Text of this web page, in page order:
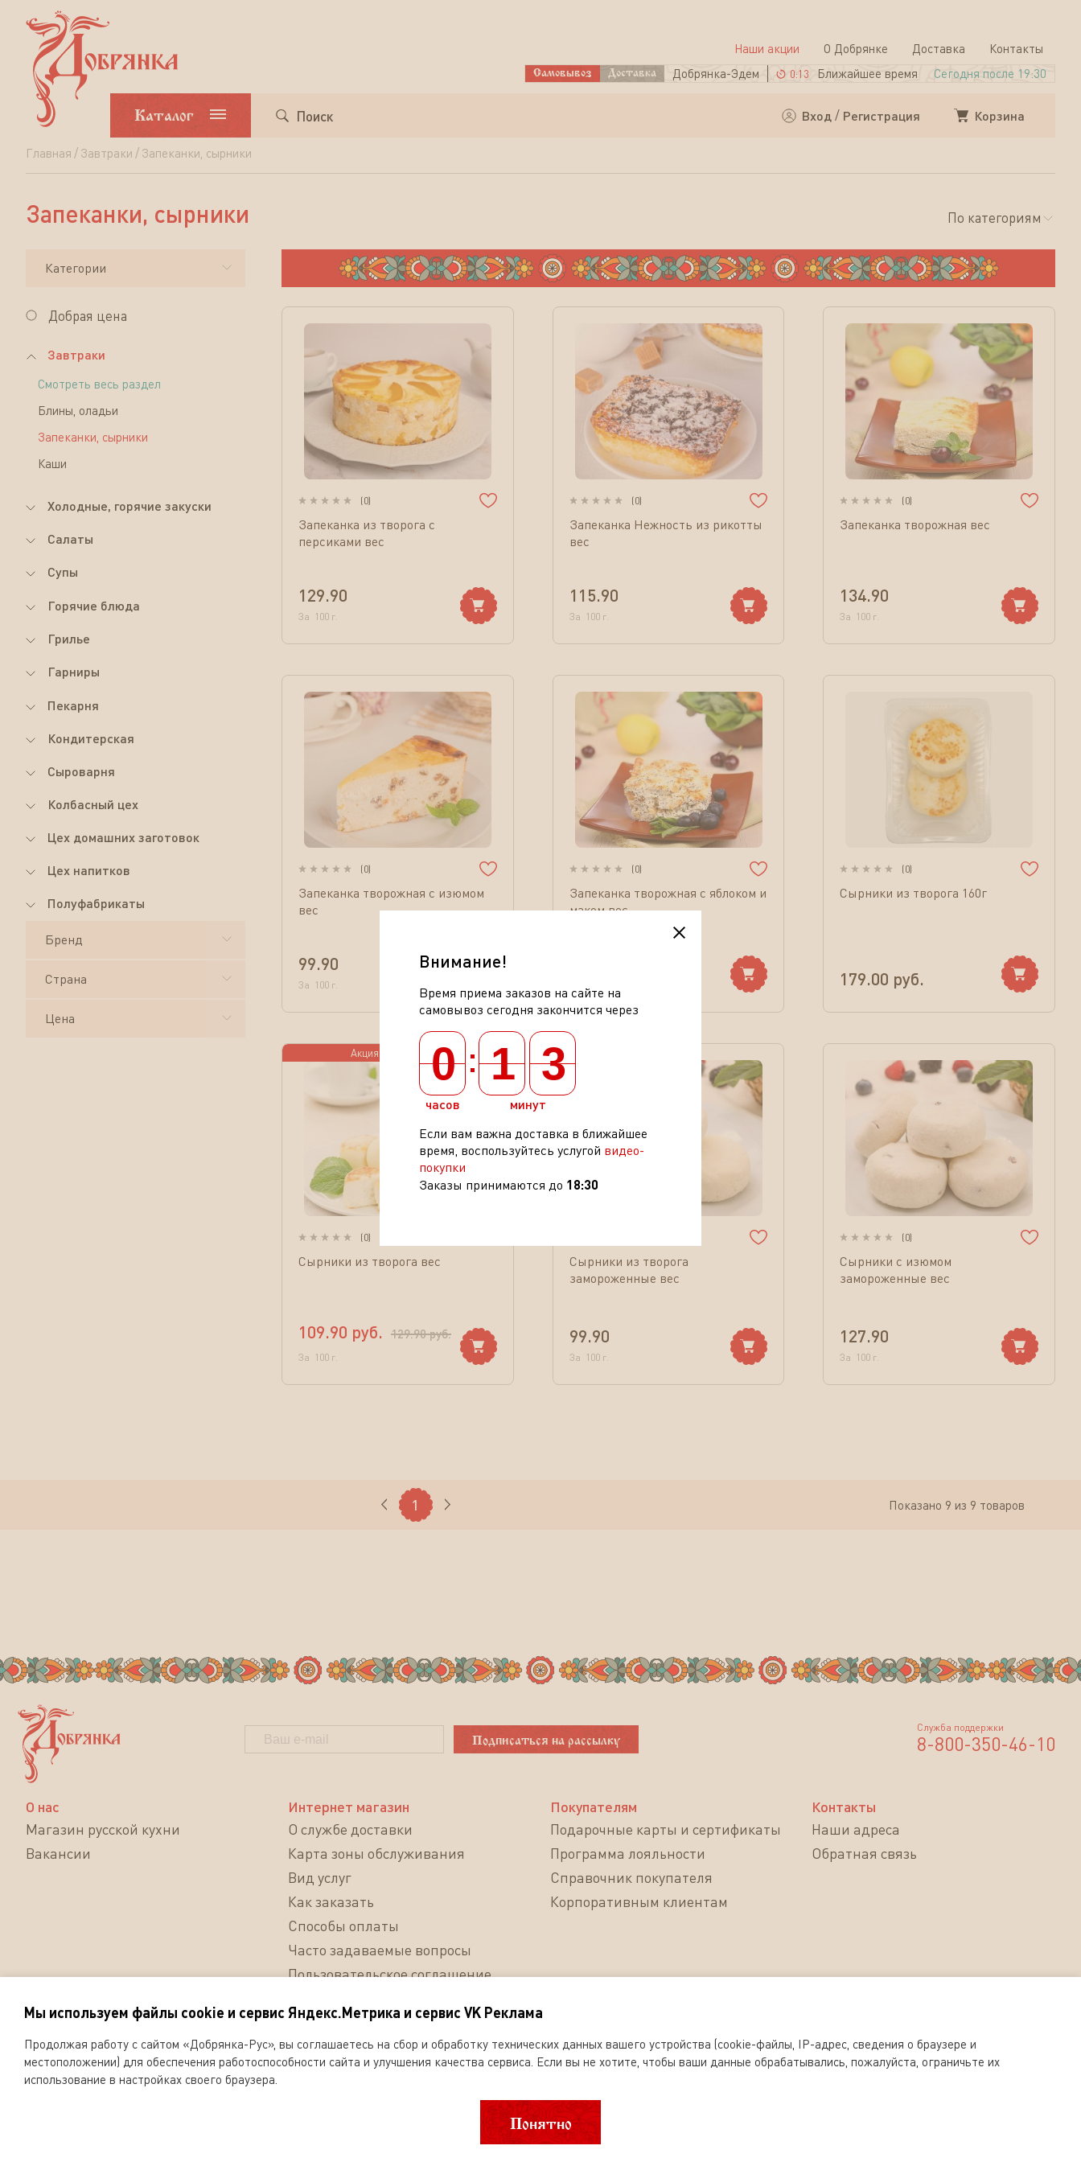
Наши акции О Добрянке Доставка Контакты
Самовывоз Доставка Добрянка-Эдем 0:13 Ближайшее время Сегодня после 19:30
Каталог Поиск Вход / Регистрация Корзина
Главная Завтраки Запеканки, сырники
Запеканки,
сырники
Запеканки, сырники
Категории
Добрая цена
Завтраки
Смотреть весь раздел
Блины, оладьи
Запеканки, сырники
Каши
Холодные, горячие закуски
Салаты
Супы
Горячие блюда
Грилье
Гарниры
Пекарня
Кондитерская
Сыроварня
Колбасный цех
Цех домашних заготовок
Цех напитков
Полуфабрикаты
Бренд
Страна
Цена
По категориям
(0)
Запеканка из творога с
персиками вес
129.90
За 100 г.
(0)
Запеканка Нежность из рикотты
вес
115.90
За 100 г.
(0)
Запеканка творожная вес
134.90
За 100 г.
(0)
Запеканка творожная с изюмом
вес
99.90
За 100 г.
(0)
Запеканка творожная с яблоком и
маком вес
(0)
Сырники из творога 160г
179.00 руб.
Акция по 31.08.2026
(0)
Сырники из творога вес
109.90 руб. 129.90руб.
За 100 г.
Сырники из творога
замороженные вес
99.90
За 100 г.
(0)
Сырники с изюмом
замороженные вес
127.90
За 100 г.
1 Показано 9 из 9 товаров
Подписаться на рассылку
Служба поддержки
8-800-350-46-10
О нас
Магазин русской кухни
Вакансии
Интернет магазин
О службе доставки
Карта зоны обслуживания
Вид услуг
Как заказать
Способы оплаты
Часто задаваемые вопросы
Пользовательское соглашение
персональных данных
Покупателям
Подарочные карты и сертификаты
Программа лояльности
Справочник покупателя
Корпоративным клиентам
Контакты
Наши адреса
Обратная связь
Мы
в
Копирование и любое другое использование информации, размещенной на сайте Dobryanka-rus.ru допускается исключительно с письменного разрешения
Мы используем файлы cookie и сервис Яндекс.Метрика и сервис VK Реклама
Продолжая работу с сайтом «Добрянка-Рус», вы соглашаетесь на сбор и обработку технических данных вашего устройства (cookie-файлы, IP-адрес, сведения о браузере и
местоположении) для обеспечения работоспособности сайта и улучшения качества сервиса. Если вы не хотите, чтобы ваши данные обрабатывались, пожалуйста, ограничьте их
использование в настройках своего браузера.
Понятно
Внимание!
Время приема заказов на сайте на
самовывоз сегодня закончится через
0 : 1 3
часов минут
Если вам важна доставка в ближайшее
время, воспользуйтесь услугой видео-
покупки
Заказы принимаются до 18:30